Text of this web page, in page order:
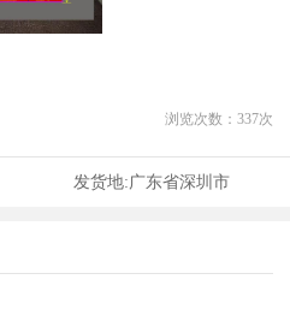
浏览次数： 337次
发货地:广东省深圳市